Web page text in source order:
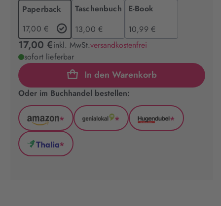
Paperback
17,00 €
Taschenbuch
13,00 €
E-Book
10,99 €
17,00 €inkl. MwSt.versandkostenfrei
sofort lieferbar
In den Warenkorb
Oder im Buchhandel bestellen:
Amazon
(wird
in
neuem
*
GenialLokal
*
Hugendubel
*
Thalia
*